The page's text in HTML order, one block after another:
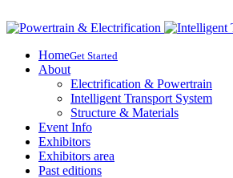
HomeGet Started
About
Electrification & Powertrain
Intelligent Transport System
Structure & Materials
Event Info
Exhibitors
Exhibitors area
Past editions